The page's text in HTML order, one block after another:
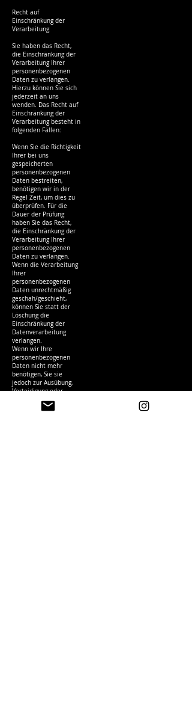
Recht auf
Einschränkung der
Verarbeitung
Sie haben das Recht,
die Einschränkung der
Verarbeitung Ihrer
personenbezogenen
Daten zu verlangen.
Hierzu können Sie sich
jederzeit an uns
wenden. Das Recht auf
Einschränkung der
Verarbeitung besteht in
folgenden Fällen:
Wenn Sie die Richtigkeit
Ihrer bei uns
gespeicherten
personenbezogenen
Daten bestreiten,
benötigen wir in der
Regel Zeit, um dies zu
überprüfen. Für die
Dauer der Prüfung
haben Sie das Recht,
die Einschränkung der
Verarbeitung Ihrer
personenbezogenen
Daten zu verlangen.
Wenn die Verarbeitung
Ihrer
personenbezogenen
Daten unrechtmäßig
geschah/geschieht,
können Sie statt der
Löschung die
Einschränkung der
Datenverarbeitung
verlangen.
Wenn wir Ihre
personenbezogenen
Daten nicht mehr
benötigen, Sie sie
jedoch zur Ausübung,
Verteidigung oder
Geltendmachung von
Rechtsansprüchen